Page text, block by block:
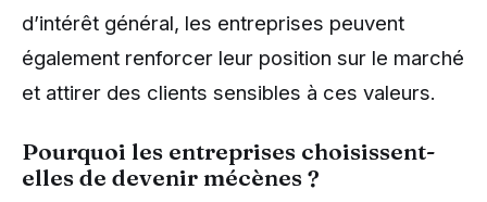
d’intérêt général, les entreprises peuvent
également renforcer leur position sur le marché
et attirer des clients sensibles à ces valeurs.
Pourquoi les entreprises choisissent-
elles de devenir mécènes ?